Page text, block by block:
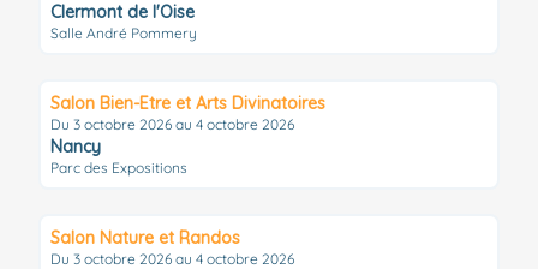
Clermont de l'Oise
Salle André Pommery
Salon Bien-Etre et Arts Divinatoires
Du 3 octobre 2026 au 4 octobre 2026
Nancy
Parc des Expositions
Salon Nature et Randos
Du 3 octobre 2026 au 4 octobre 2026